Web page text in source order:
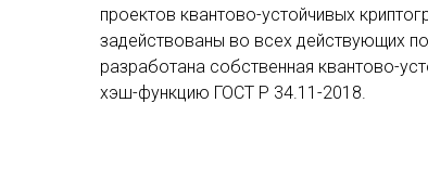
проектов квантово-устойчивых
задействованы во всех действующих
разработана собственная квантово-
хэш-функцию ГОСТ Р 34.11-2018.